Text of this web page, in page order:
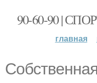
90-60-90 |
главная